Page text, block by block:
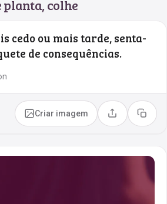
planta, colhe
cedo ou mais tarde, senta-
de consequências.
Criar imagem Compartilhar
Copiar